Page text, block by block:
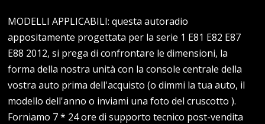
MODELLI APPLICABILI: questa autoradio
appositamente progettata per la serie 1 E81 E82 E87
E88 2012, si prega di confrontare le dimensioni, la
forma della nostra unità con la console centrale della
vostra auto prima dell'acquisto (o dimmi la tua auto, il
modello dell'anno o inviami una foto del cruscotto ).
Forniamo 7 * 24 ore di supporto tecnico post-vendita